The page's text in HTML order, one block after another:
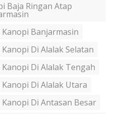
Baja Ringan Atap
Banjarmasin
Di Alalak Selatan
Di Alalak Tengah
Di Alalak Utara
Di Antasan Besar